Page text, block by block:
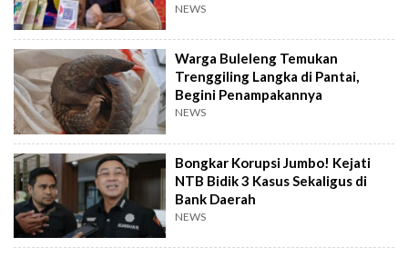
NEWS
Warga Buleleng Temukan
Trenggiling Langka di Pantai,
Begini Penampakannya
NEWS
Bongkar Korupsi Jumbo! Kejati
NTB Bidik 3 Kasus Sekaligus di
Bank Daerah
NEWS